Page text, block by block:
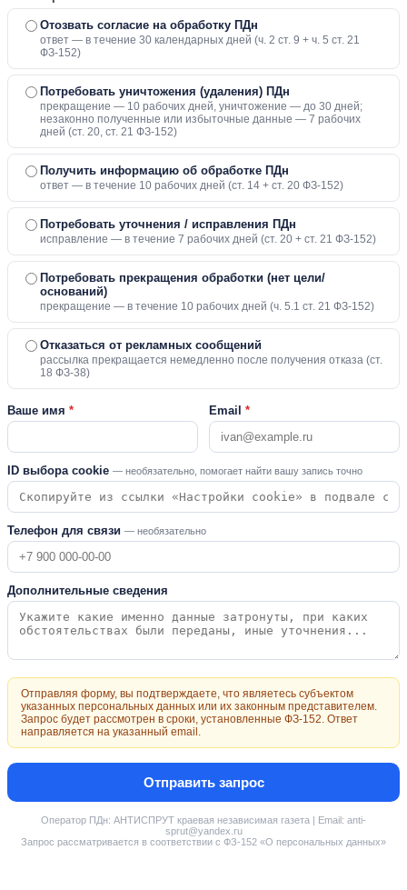
Отозвать согласие на обработку ПДн
ответ — в течение 30 календарных дней (ч. 2 ст. 9 + ч. 5 ст. 21
ФЗ-152)
Потребовать уничтожения (удаления) ПДн
прекращение — 10 рабочих дней, уничтожение — до 30 дней;
незаконно полученные или избыточные данные — 7 рабочих
дней (ст. 20, ст. 21 ФЗ-152)
Получить информацию об обработке ПДн
ответ — в течение 10 рабочих дней (ст. 14 + ст. 20 ФЗ-152)
Потребовать уточнения / исправления ПДн
исправление — в течение 7 рабочих дней (ст. 20 + ст. 21 ФЗ-152)
Потребовать прекращения обработки (нет цели/
оснований)
прекращение — в течение 10 рабочих дней (ч. 5.1 ст. 21 ФЗ-152)
Отказаться от рекламных сообщений
рассылка прекращается немедленно после получения отказа (ст.
18 ФЗ-38)
Ваше имя * Email *
ID выбора cookie — необязательно, помогает найти вашу запись точно
Телефон для связи — необязательно
Дополнительные сведения
Отправляя форму, вы подтверждаете, что являетесь субъектом
указанных персональных данных или их законным представителем.
Запрос будет рассмотрен в сроки, установленные ФЗ-152. Ответ
направляется на указанный email.
Отправить запрос
Оператор ПДн: АНТИСПРУТ краевая независимая газета | Email: anti-
sprut@yandex.ru
Запрос рассматривается в соответствии с ФЗ-152 «О персональных данных»